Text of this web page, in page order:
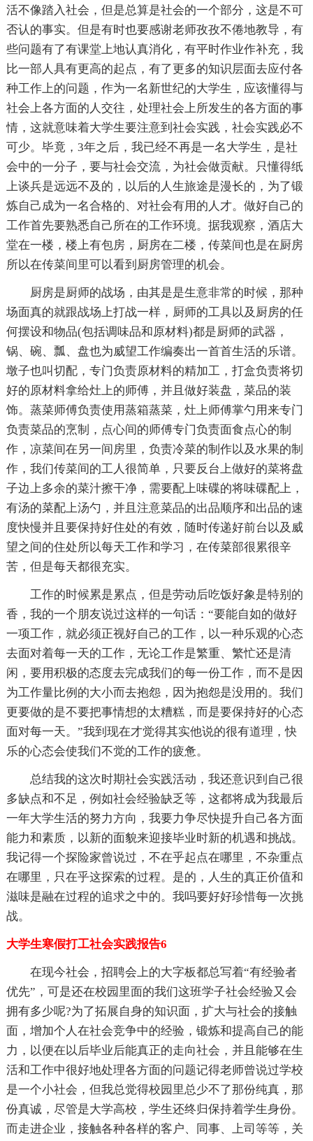
活不像踏入社会，但是总算是社会的一个部分，这是不可
否认的事实。但是有时也要感谢老师孜孜不倦地教导，有
些问题有了有课堂上地认真消化，有平时作业作补充，我
比一部人具有更高的起点，有了更多的知识层面去应付各
种工作上的问题，作为一名新世纪的大学生，应该懂得与
社会上各方面的人交往，处理社会上所发生的各方面的事
情，这就意味着大学生要注意到社会实践，社会实践必不
可少。毕竟，3年之后，我已经不再是一名大学生，是社
会中的一分子，要与社会交流，为社会做贡献。只懂得纸
上谈兵是远远不及的，以后的人生旅途是漫长的，为了锻
炼自己成为一名合格的、对社会有用的人才。做好自己的
工作首先要熟悉自己所在的工作环境。据我观察，酒店大
堂在一楼，楼上有包房，厨房在二楼，传菜间也是在厨房
所以在传菜间里可以看到厨房管理的机会。
厨房是厨师的战场，由其是是生意非常的时候，那种
场面真的就跟战场上打战一样，厨师的工具以及厨房的任
何摆设和物品(包括调味品和原材料)都是厨师的武器，
锅、碗、瓢、盘也为威望工作编奏出一首首生活的乐谱。
墩子也叫切配，专门负责原材料的精加工，打盒负责将切
好的原材料拿给灶上的师傅，并且做好装盘，菜品的装
饰。蒸菜师傅负责使用蒸箱蒸菜，灶上师傅掌勺用来专门
负责菜品的烹制，点心间的师傅专门负责面食点心的制
作，凉菜间在另一间房里，负责冷菜的制作以及水果的制
作，我们传菜间的工人很简单，只要反台上做好的菜将盘
子边上多余的菜汁擦干净，需要配上味碟的将味碟配上，
有汤的菜配上汤勺，并且注意菜品的出品顺序和出品的速
度快慢并且要保持好住处的有效，随时传递好前台以及威
望之间的住处所以每天工作和学习，在传菜部很累很辛
苦，但是每天都很充实。
工作的时候累是累点，但是劳动后吃饭好象是特别的
香，我的一个朋友说过这样的一句话：“要能自如的做好
一项工作，就必须正视好自己的工作，以一种乐观的心态
去面对着每一天的工作，无论工作是繁重、繁忙还是清
闲，要用积极的态度去完成我们的每一份工作，而不是因
为工作量比例的大小而去抱怨，因为抱怨是没用的。我们
更要做的是不要把事情想的太糟糕，而是要保持好的心态
面对每一天。”我到现在才觉得其实他说的很有道理，快
乐的心态会使我们不觉的工作的疲惫。
总结我的这次时期社会实践活动，我还意识到自己很
多缺点和不足，例如社会经验缺乏等，这都将成为我最后
一年大学生活的努力方向，我要力争尽快提升自己各方面
能力和素质，以新的面貌来迎接毕业时新的机遇和挑战。
我记得一个探险家曾说过，不在乎起点在哪里，不杂重点
在哪里，只在乎这探索的过程。是的，人生的真正价值和
滋味是融在过程的追求之中的。我吗要好好珍惜每一次挑
战。
大学生寒假打工社会实践报告6
在现今社会，招聘会上的大字板都总写着“有经验者
优先”，可是还在校园里面的我们这班学子社会经验又会
拥有多少呢?为了拓展自身的知识面，扩大与社会的接触
面，增加个人在社会竞争中的经验，锻炼和提高自己的能
力，以便在以后毕业后能真正的走向社会，并且能够在生
活和工作中很好地处理各方面的问题记得老师曾说过学校
是一个小社会，但我总觉得校园里总少不了那份纯真，那
份真诚，尽管是大学高校，学生还终归保持着学生身份。
而走进企业，接触各种各样的客户、同事、上司等等，关